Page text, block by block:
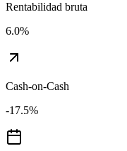
Rentabilidad bruta
6.0%
Cash-on-Cash
-17.5%